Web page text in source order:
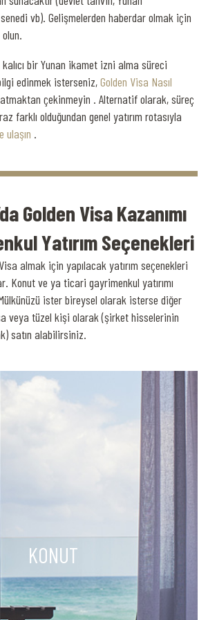
vb). Gelişmelerden haberdar olmak için
kalıcı bir Yunan ikamet izni alma süreci
edinmek isterseniz,Golden Visa Nasıl
çekinmeyin . Alternatif olarak, süreç
farklı olduğundan genel yatırım rotasıyla
ulaşın .
Golden Visa Kazanımı
Yatırım Seçenekleri
almak için yapılacak yatırım seçenekleri
Konut ve ya ticari gayrimenkul yatırımı
ister bireysel olarak isterse diğer
veya tüzel kişi olarak (şirket hisselerinin
satın alabilirsiniz.
KONUT
Apartman/Daire
Mezonet
Müstakil Ev
Bina